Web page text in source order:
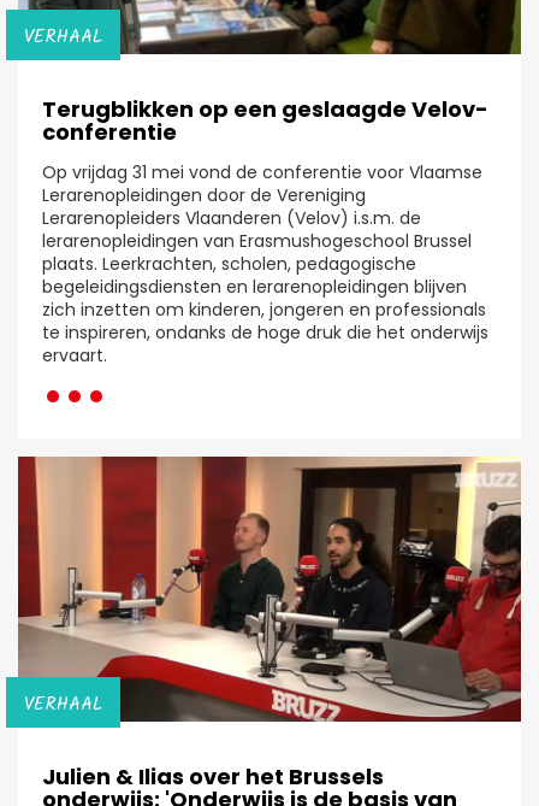
VERHAAL
Terugblikken op een geslaagde Velov-
conferentie
Op vrijdag 31 mei vond de conferentie voor Vlaamse
Lerarenopleidingen door de Vereniging
Lerarenopleiders Vlaanderen (Velov) i.s.m. de
lerarenopleidingen van Erasmushogeschool Brussel
plaats. Leerkrachten, scholen, pedagogische
begeleidingsdiensten en lerarenopleidingen blijven
zich inzetten om kinderen, jongeren en professionals
te inspireren, ondanks de hoge druk die het onderwijs
ervaart.
···
VERHAAL
Julien & Ilias over het Brussels
onderwijs: 'Onderwijs is de basis van